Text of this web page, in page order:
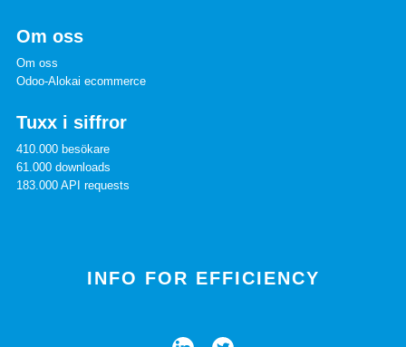
Om oss
Om oss
Odoo-Alokai ecommerce
Tuxx i siffror
410.000 besökare
61.000 downloads
183.000 API requests
INFO FOR EFFICIENCY